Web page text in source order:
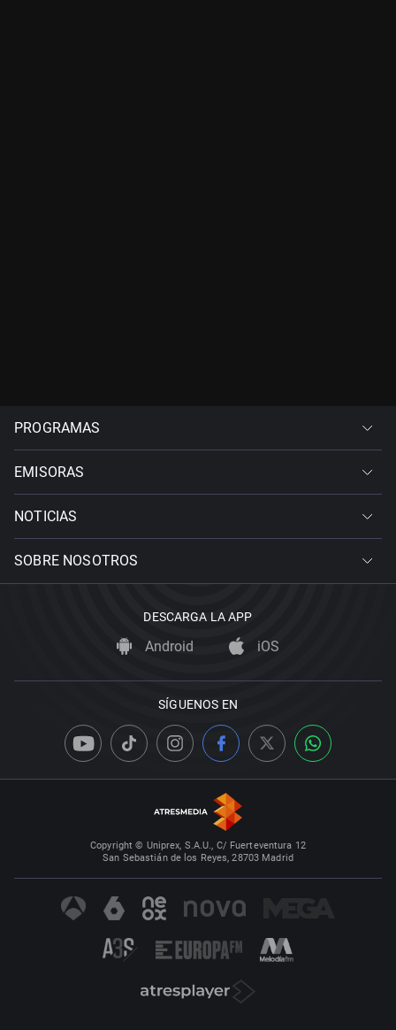
PROGRAMAS
EMISORAS
NOTICIAS
SOBRE NOSOTROS
DESCARGA LA APP
Android iOS
SÍGUENOS EN
Copyright © Uniprex, S.A.U., C/ Fuerteventura 12
San Sebastián de los Reyes, 28703 Madrid